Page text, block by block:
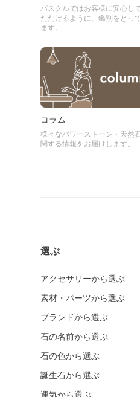
パスクルではお客様に安心し
ただけるように、鑑別をとっ
ます。
コラム
様々なパワーストーン・天然
関する情報をお届けします。
選ぶ
アクセサリーから選ぶ
素材・パーツから選ぶ
ブランドから選ぶ
石の名前から選ぶ
石の色から選ぶ
誕生石から選ぶ
運気から選ぶ